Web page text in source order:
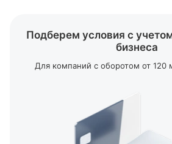
Подберем условия с
бизнеса
Для компаний с оборотом от 120